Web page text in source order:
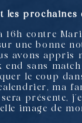
les prochaines
16h contre
une bonne
avons appris
end sans
le coup
ma
présente,
image de